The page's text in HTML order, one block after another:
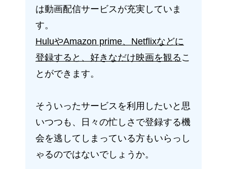
は動画配信サービスが充実していま
す。
HuluやAmazon prime、Netflixなどに
登録すると、好きなだけ映画を観る こ
とができます。
そういったサービスを利用したいと思
いつつも、日々の忙しさで登録する機
会を逃してしまっている方もいらっし
ゃるのではないでしょうか。